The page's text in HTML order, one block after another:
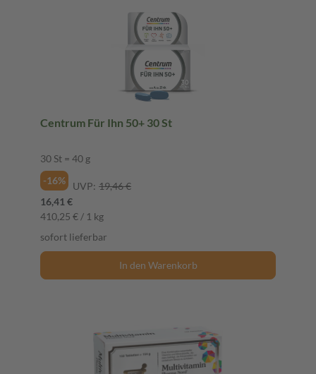
Centrum Für Ihn 50+ 30 St
30 St = 40 g
-16%
UVP: 19,46 €
16,41 €
410,25 € / 1 kg
sofort lieferbar
In den Warenkorb